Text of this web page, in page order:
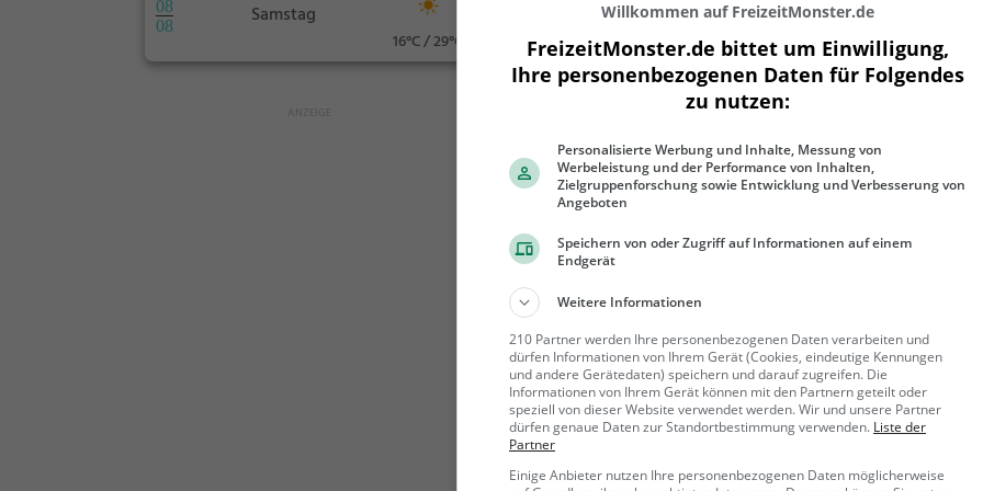
08
08
Samstag
16°C / 29°C
500 ft
Ähnliche Aktivitäten wie Solebad
Disc Golf Center
Das einzigartige Erlebnis mitten
in Dortmund! 🥏
Dortmund
Action &
Abenteuer, F
er, Sport
Tremoniapark
Willkommen auf FreizeitMonster.de
FreizeitMonster.de bittet um Einwilligung,
Ihre personenbezogenen Daten für Folgendes
zu nutzen:
Personalisierte Werbung und Inhalte, Messung von
Werbeleistung und der Performance von Inhalten,
Zielgruppenforschung sowie Entwicklung und Verbesserung von
Angeboten
Speichern von oder Zugriff auf Informationen auf einem
Endgerät
Weitere Informationen
210 Partner werden Ihre personenbezogenen Daten verarbeiten und
dürfen Informationen von Ihrem Gerät (Cookies, eindeutige Kennungen
und andere Gerätedaten) speichern und darauf zugreifen. Die
Informationen von Ihrem Gerät können mit den Partnern geteilt oder
speziell von dieser Website verwendet werden. Wir und unsere Partner
dürfen genaue Daten zur Standortbestimmung verwenden. Liste der
Partner
Einige Anbieter nutzen Ihre personenbezogenen Daten möglicherweise